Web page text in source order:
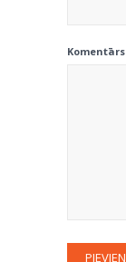
Komentārs